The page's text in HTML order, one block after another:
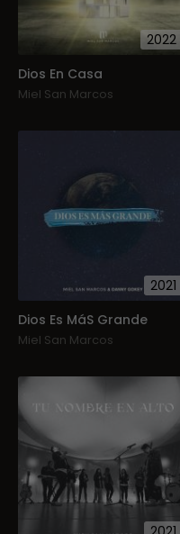
2022
Dios En Casa
Miel San Marcos
2021
Dios Es MáS Grande
Miel San Marcos